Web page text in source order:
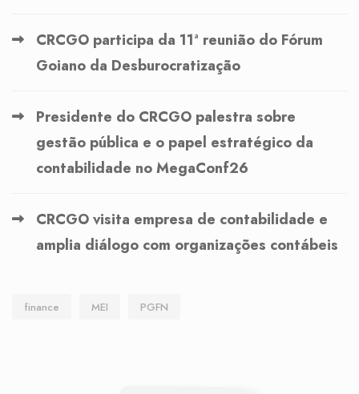
CRCGO participa da 11ª reunião do Fórum
Goiano da Desburocratização
Presidente do CRCGO palestra sobre
gestão pública e o papel estratégico da
contabilidade no MegaConf26
CRCGO visita empresa de contabilidade e
amplia diálogo com organizações contábeis
finance MEI PGFN